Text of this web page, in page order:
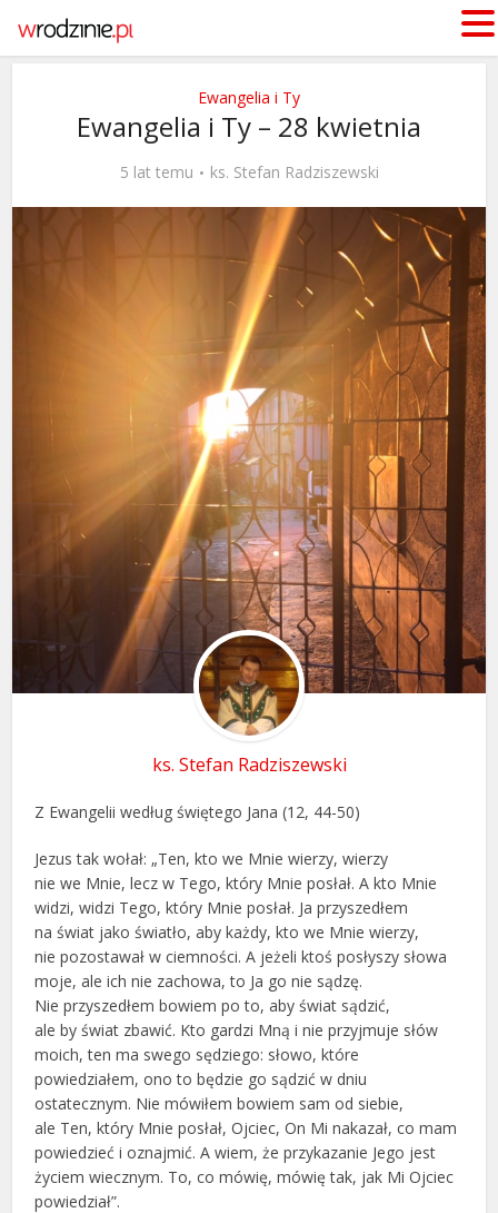
Ewangelia i Ty
Ewangelia i Ty – 28 kwietnia
5 lat temu ks. Stefan Radziszewski
ks. Stefan Radziszewski
Z Ewangelii według świętego Jana (12, 44-50)
Jezus tak wołał: „Ten, kto we Mnie wierzy, wierzy
nie we Mnie, lecz w Tego, który Mnie posłał. A kto Mnie
widzi, widzi Tego, który Mnie posłał. Ja przyszedłem
na świat jako światło, aby każdy, kto we Mnie wierzy,
nie pozostawał w ciemności. A jeżeli ktoś posłyszy słowa
moje, ale ich nie zachowa, to Ja go nie sądzę.
Nie przyszedłem bowiem po to, aby świat sądzić,
ale by świat zbawić. Kto gardzi Mną i nie przyjmuje słów
moich, ten ma swego sędziego: słowo, które
powiedziałem, ono to będzie go sądzić w dniu
ostatecznym. Nie mówiłem bowiem sam od siebie,
ale Ten, który Mnie posłał, Ojciec, On Mi nakazał, co mam
powiedzieć i oznajmić. A wiem, że przykazanie Jego jest
życiem wiecznym. To, co mówię, mówię tak, jak Mi Ojciec
powiedział”.